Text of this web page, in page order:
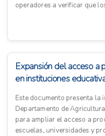
operadores a verificar que
Expansión del acceso a
en instituciones
Este documento presenta la
Departamento de
para ampliar el acceso a
escuelas, universidades y